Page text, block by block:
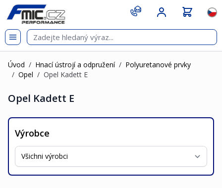
Přejít na obsah
git s
Úvod / Hnací ústrojí a odpružení / Polyuretanové prvky
/ Opel / Opel Kadett E
Opel Kadett E
Výrobce